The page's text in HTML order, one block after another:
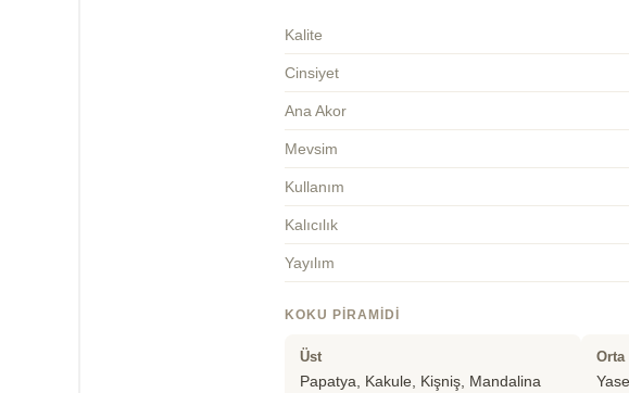
Kalite
Cinsiyet
Ana Akor
Mevsim
Kullanım
Kalıcılık
Yayılım
KOKU PIRAMIDI
Üst
Papatya, Kakule, Kişniş, Mandalina
Orta